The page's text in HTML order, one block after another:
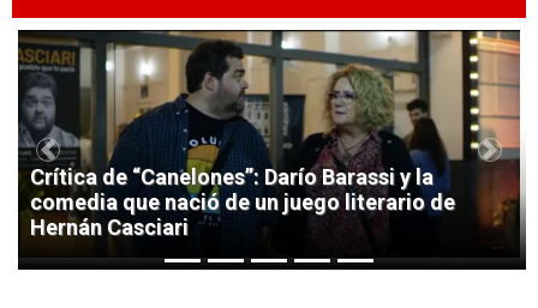
1
Crítica de “Canelones”: Darío Barassi y la
comedia que nació de un juego literario de
Hernán Casciari
Previous Next